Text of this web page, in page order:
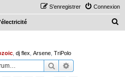
Connexion
S’enregistrer
dj flex Arsene TriPolo
Rechercher